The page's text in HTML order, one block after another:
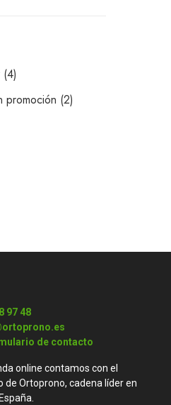
(4)
promoción (2)
97 48
de contacto
online contamos con el
de Ortoprono, cadena líder en